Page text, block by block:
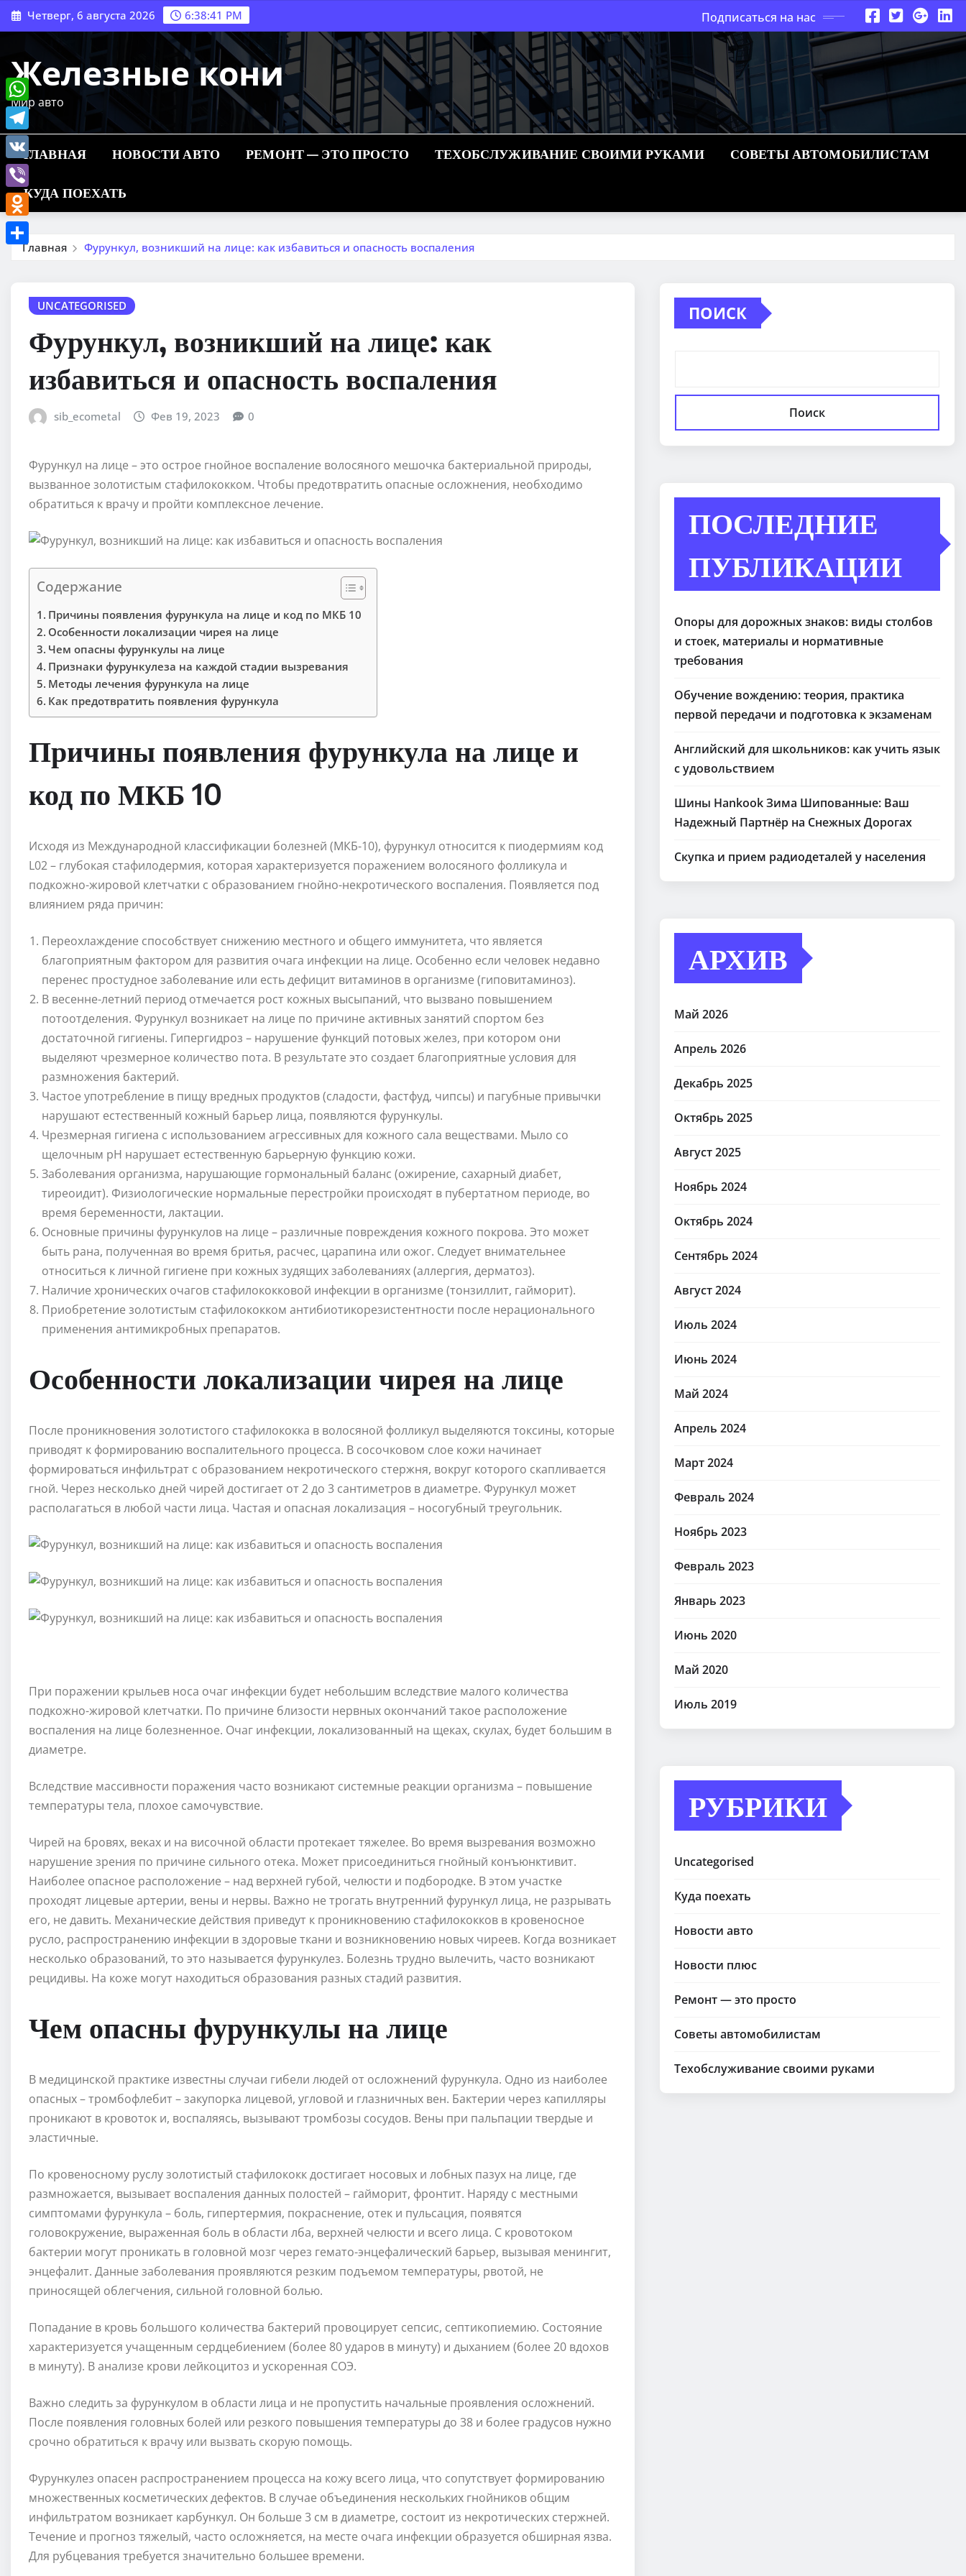
Перейти
к
Четверг, 6 августа 2026 6:38:42 PM Подписаться на нас
Железные кони
Мир авто
ГЛАВНАЯ НОВОСТИ АВТО РЕМОНТ — ЭТО ПРОСТО ТЕХОБСЛУЖИВАНИЕ СВОИМИ РУКАМИ СОВЕТЫ АВТОМОБИЛИСТАМ
КУДА ПОЕХАТЬ
Главная Фурункул, возникший на лице: как избавиться и опасность воспаления
UNCATEGORISED
Фурункул, возникший на лице: как
избавиться и опасность воспаления
sib_ecometal Фев 19, 2023 0
Фурункул на лице – это острое гнойное воспаление волосяного мешочка бактериальной природы,
вызванное золотистым стафилококком. Чтобы предотвратить опасные осложнения, необходимо
обратиться к врачу и пройти комплексное лечение.
Содержание
Причины появления фурункула на лице и код по МКБ 10
Особенности локализации чирея на лице
Чем опасны фурункулы на лице
Признаки фурункулеза на каждой стадии вызревания
Методы лечения фурункула на лице
Как предотвратить появления фурункула
Причины появления фурункула на лице и
код по МКБ 10
Исходя из Международной классификации болезней (МКБ-10), фурункул относится к пиодермиям код
L02 – глубокая стафилодермия, которая характеризуется поражением волосяного фолликула и
подкожно-жировой клетчатки с образованием гнойно-некротического воспаления. Появляется под
влиянием ряда причин:
Переохлаждение способствует снижению местного и общего иммунитета, что является
благоприятным фактором для развития очага инфекции на лице. Особенно если человек недавно
перенес простудное заболевание или есть дефицит витаминов в организме (гиповитаминоз).
В весенне-летний период отмечается рост кожных высыпаний, что вызвано повышением
потоотделения. Фурункул возникает на лице по причине активных занятий спортом без
достаточной гигиены. Гипергидроз – нарушение функций потовых желез, при котором они
выделяют чрезмерное количество пота. В результате это создает благоприятные условия для
размножения бактерий.
Частое употребление в пищу вредных продуктов (сладости, фастфуд, чипсы) и пагубные привычки
нарушают естественный кожный барьер лица, появляются фурункулы.
Чрезмерная гигиена с использованием агрессивных для кожного сала веществами. Мыло со
щелочным pH нарушает естественную барьерную функцию кожи.
Заболевания организма, нарушающие гормональный баланс (ожирение, сахарный диабет,
тиреоидит). Физиологические нормальные перестройки происходят в пубертатном периоде, во
время беременности, лактации.
Основные причины фурункулов на лице – различные повреждения кожного покрова. Это может
быть рана, полученная во время бритья, расчес, царапина или ожог. Следует внимательнее
относиться к личной гигиене при кожных зудящих заболеваниях (аллергия, дерматоз).
Наличие хронических очагов стафилококковой инфекции в организме (тонзиллит, гайморит).
Приобретение золотистым стафилококком антибиотикорезистентности после нерационального
применения антимикробных препаратов.
Особенности локализации чирея на лице
После проникновения золотистого стафилококка в волосяной фолликул выделяются токсины, которые
приводят к формированию воспалительного процесса. В сосочковом слое кожи начинает
формироваться инфильтрат с образованием некротического стержня, вокруг которого скапливается
гной. Через несколько дней чирей достигает от 2 до 3 сантиметров в диаметре. Фурункул может
располагаться в любой части лица. Частая и опасная локализация – носогубный треугольник.
При поражении крыльев носа очаг инфекции будет небольшим вследствие малого количества
подкожно-жировой клетчатки. По причине близости нервных окончаний такое расположение
воспаления на лице болезненное. Очаг инфекции, локализованный на щеках, скулах, будет большим в
диаметре.
Вследствие массивности поражения часто возникают системные реакции организма – повышение
температуры тела, плохое самочувствие.
Чирей на бровях, веках и на височной области протекает тяжелее. Во время вызревания возможно
нарушение зрения по причине сильного отека. Может присоединиться гнойный конъюнктивит.
Наиболее опасное расположение – над верхней губой, челюсти и подбородке. В этом участке
проходят лицевые артерии, вены и нервы. Важно не трогать внутренний фурункул лица, не разрывать
его, не давить. Механические действия приведут к проникновению стафилококков в кровеносное
русло, распространению инфекции в здоровые ткани и возникновению новых чиреев. Когда возникает
несколько образований, то это называется фурункулез. Болезнь трудно вылечить, часто возникают
рецидивы. На коже могут находиться образования разных стадий развития.
Чем опасны фурункулы на лице
В медицинской практике известны случаи гибели людей от осложнений фурункула. Одно из наиболее
опасных – тромбофлебит – закупорка лицевой, угловой и глазничных вен. Бактерии через капилляры
проникают в кровоток и, воспаляясь, вызывают тромбозы сосудов. Вены при пальпации твердые и
эластичные.
По кровеносному руслу золотистый стафилококк достигает носовых и лобных пазух на лице, где
размножается, вызывает воспаления данных полостей – гайморит, фронтит. Наряду с местными
симптомами фурункула – боль, гипертермия, покраснение, отек и пульсация, появятся
головокружение, выраженная боль в области лба, верхней челюсти и всего лица. С кровотоком
бактерии могут проникать в головной мозг через гемато-энцефалический барьер, вызывая менингит,
энцефалит. Данные заболевания проявляются резким подъемом температуры, рвотой, не
приносящей облегчения, сильной головной болью.
Попадание в кровь большого количества бактерий провоцирует сепсис, септикопиемию. Состояние
характеризуется учащенным сердцебиением (более 80 ударов в минуту) и дыханием (более 20 вдохов
в минуту). В анализе крови лейкоцитоз и ускоренная СОЭ.
Важно следить за фурункулом в области лица и не пропустить начальные проявления осложнений.
После появления головных болей или резкого повышения температуры до 38 и более градусов нужно
срочно обратиться к врачу или вызвать скорую помощь.
Фурункулез опасен распространением процесса на кожу всего лица, что сопутствует формированию
множественных косметических дефектов. В случае объединения нескольких гнойников общим
инфильтратом возникает карбункул. Он больше 3 см в диаметре, состоит из некротических стержней.
Течение и прогноз тяжелый, часто осложняется, на месте очага инфекции образуется обширная язва.
Для рубцевания требуется значительно большее времени.
ПОИСК
Поиск
ПОСЛЕДНИЕ
ПУБЛИКАЦИИ
Опоры для дорожных знаков: виды столбов
и стоек, материалы и нормативные
требования
Обучение вождению: теория, практика
первой передачи и подготовка к экзаменам
Английский для школьников: как учить язык
с удовольствием
Шины Hankook Зима Шипованные: Ваш
Надежный Партнёр на Снежных Дорогах
Скупка и прием радиодеталей у населения
АРХИВ
Май 2026
Апрель 2026
Декабрь 2025
Октябрь 2025
Август 2025
Ноябрь 2024
Октябрь 2024
Сентябрь 2024
Август 2024
Июль 2024
Июнь 2024
Май 2024
Апрель 2024
Март 2024
Февраль 2024
Ноябрь 2023
Февраль 2023
Январь 2023
Июнь 2020
Май 2020
Июль 2019
РУБРИКИ
Uncategorised
Куда поехать
Новости авто
Новости плюс
Ремонт — это просто
Советы автомобилистам
Техобслуживание своими руками
WhatsApp
Telegram
VK
Viber
Odnoklassniki
Отправить